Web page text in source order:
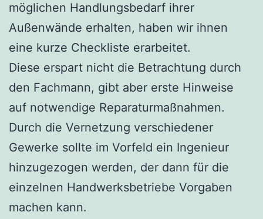
möglichen Handlungsbedarf ihrer
Außenwände erhalten, haben wir ihnen
eine kurze Checkliste erarbeitet.
Diese erspart nicht die Betrachtung durch
den Fachmann, gibt aber erste Hinweise
auf notwendige Reparaturmaßnahmen.
Durch die Vernetzung verschiedener
Gewerke sollte im Vorfeld ein Ingenieur
hinzugezogen werden, der dann für die
einzelnen Handwerksbetriebe Vorgaben
machen kann.